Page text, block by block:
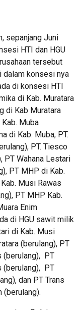
sepanjang Juni
HTI dan HGU
tersebut
dalam konsesi nya
di konsesi HTI
di Kab. Muratara
di Kab Muratara
Muba
di Kab. Muba, PT.
PT. Tiesco
PT Wahana Lestari
PT MHP di Kab.
Musi Rawas
PT MHP Kab.
Enim
di HGU sawit milik
di Kab. Musi
(berulang), PT
(berulang), PT
(berulang), PT
dan PT Trans
(berulang).